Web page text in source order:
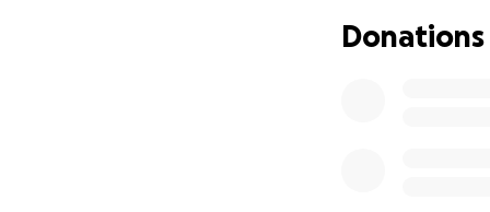
Donations